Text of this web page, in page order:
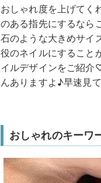
おしゃれ度を上げてく
のある指先にするなら
石のような大きめサイ
役のネイルにすること
イルデザインをご紹介
んありますよ♪早速見
おしゃれのキーワ